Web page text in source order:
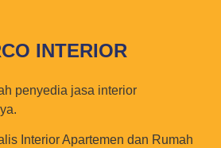
INTERIOR
penyedia jasa interior
Interior Apartemen dan Rumah